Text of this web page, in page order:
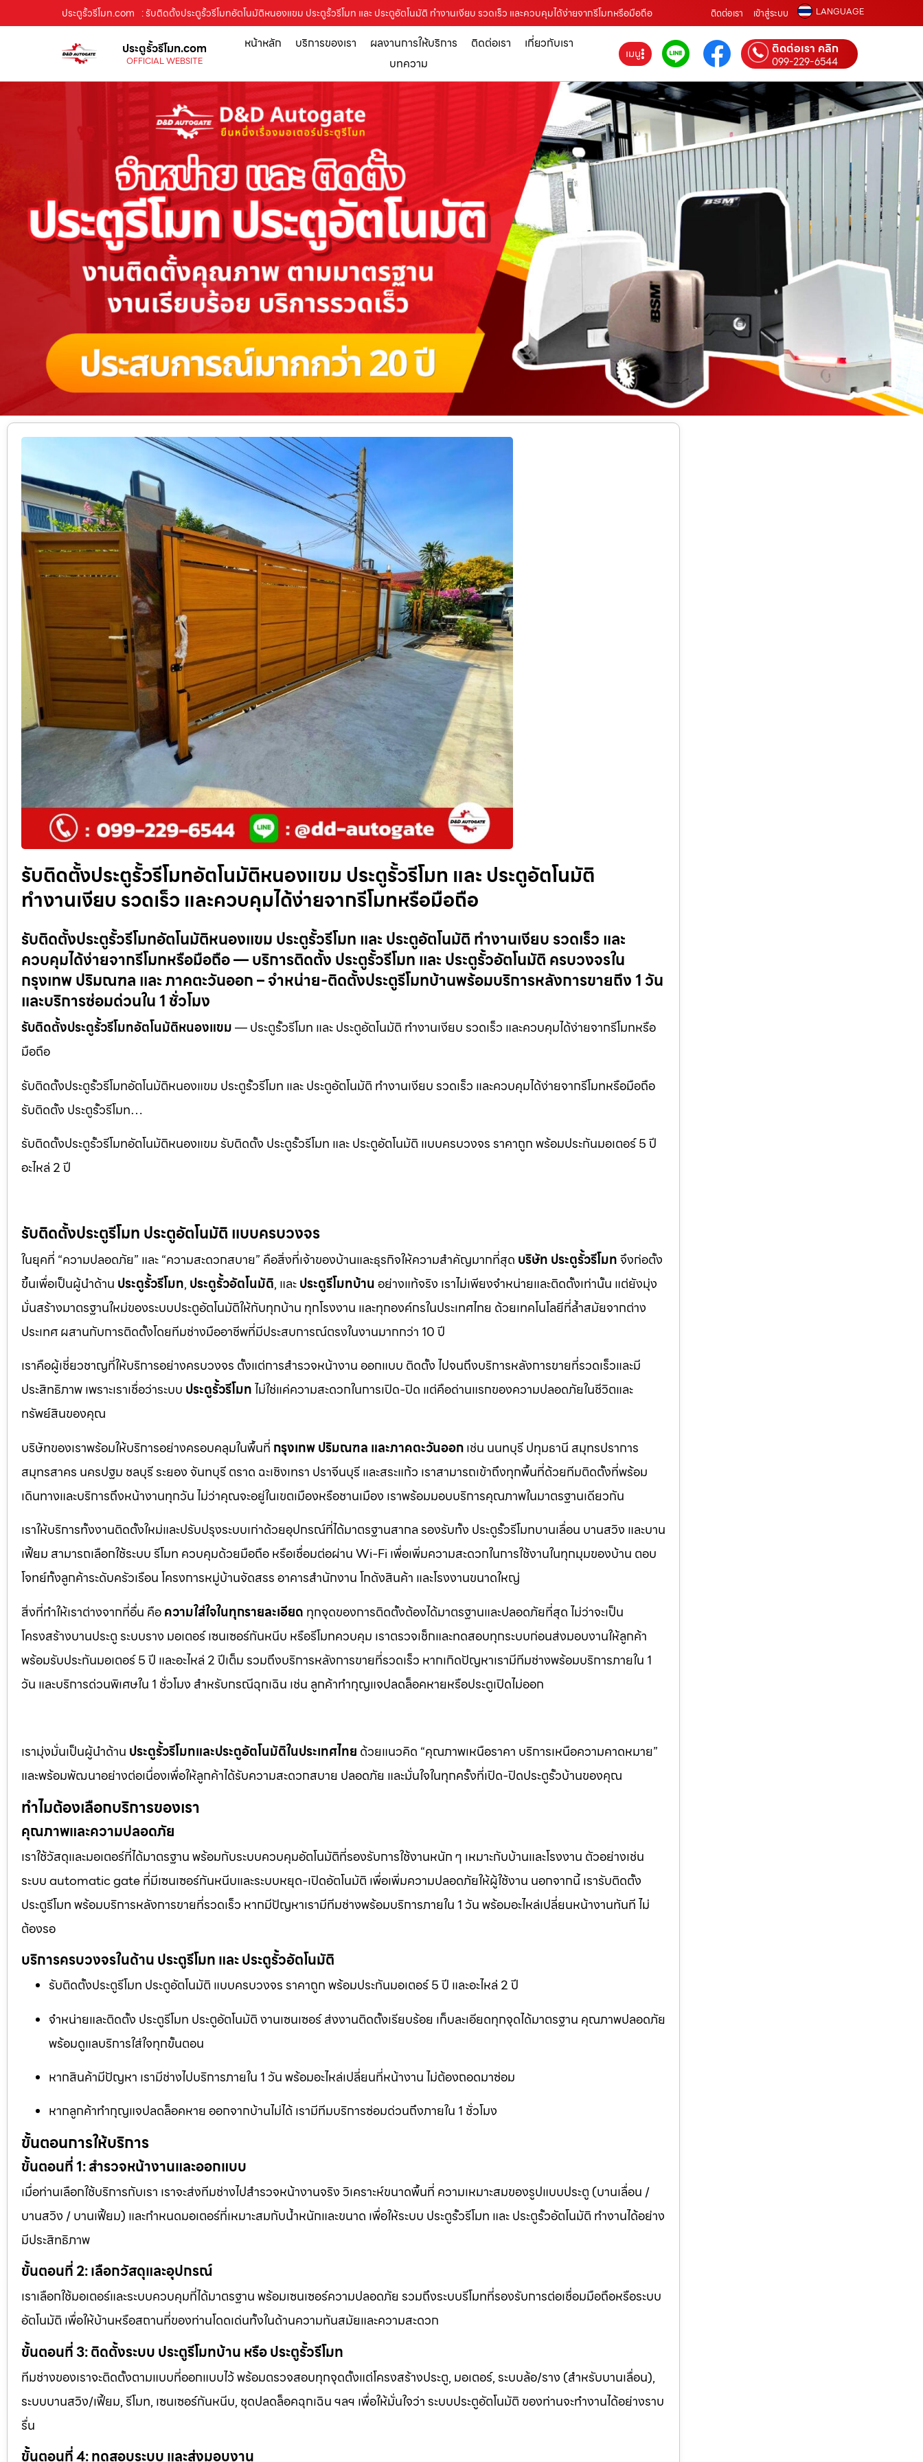
ประตูรั้วรีโมท.com : รับติดตั้งประตูรั้วรีโมทอัตโนมัติหนองแขม ประตูรั้วรีโมท และ ประตูอัตโนมัติ ทำงานเงียบ รวดเร็ว และควบคุมได้ง่ายจากรีโมทหรือมือถือ ติดต่อเรา เข้าสู่ระบบ LANGUAGE
ประตูรั้วรีโมท.com
OFFICIAL WEBSITE
หน้าหลัก บริการของเรา ผลงานการให้บริการ ติดต่อเรา
เกี่ยวกับเรา
บทความ
เมนู ติดต่อเรา คลิก
099-229-6544
รับติดตั้งประตูรั้วรีโมทอัตโนมัติหนองแขม ประตูรั้วรีโมท และ ประตูอัตโนมัติ
ทำงานเงียบ รวดเร็ว และควบคุมได้ง่ายจากรีโมทหรือมือถือ
รับติดตั้งประตูรั้วรีโมทอัตโนมัติหนองแขม ประตูรั้วรีโมท และ ประตูอัตโนมัติ ทำงานเงียบ รวดเร็ว และ
ควบคุมได้ง่ายจากรีโมทหรือมือถือ — บริการติดตั้ง ประตูรั้วรีโมท และ ประตูรั้วอัตโนมัติ ครบวงจรใน
กรุงเทพ ปริมณฑล และ ภาคตะวันออก – จำหน่าย-ติดตั้งประตูรีโมทบ้านพร้อมบริการหลังการขายถึง 1 วัน
และบริการซ่อมด่วนใน 1 ชั่วโมง
รับติดตั้งประตูรั้วรีโมทอัตโนมัติหนองแขม— ประตูรั้วรีโมท และ ประตูอัตโนมัติ ทำงานเงียบ รวดเร็ว และควบคุมได้ง่ายจากรีโมทหรือ
มือถือ
รับติดตั้งประตูรั้วรีโมทอัตโนมัติหนองแขม ประตูรั้วรีโมท และ ประตูอัตโนมัติ ทำงานเงียบ รวดเร็ว และควบคุมได้ง่ายจากรีโมทหรือมือถือ
รับติดตั้ง ประตูรั้วรีโมท…
รับติดตั้งประตูรั้วรีโมทอัตโนมัติหนองแขม รับติดตั้ง ประตูรั้วรีโมท และ ประตูอัตโนมัติ แบบครบวงจร ราคาถูก พร้อมประกันมอเตอร์ 5 ปี
อะไหล่ 2 ปี
รับติดตั้งประตูรีโมท ประตูอัตโนมัติ แบบครบวงจร
ในยุคที่ “ความปลอดภัย” และ “ความสะดวกสบาย” คือสิ่งที่เจ้าของบ้านและธุรกิจให้ความสำคัญมากที่สุด บริษัท ประตูรั้วรีโมทจึงก่อตั้ง
ขึ้นเพื่อเป็นผู้นำด้าน ประตูรั้วรีโมท, ประตูรั้วอัตโนมัติ, และประตูรีโมทบ้านอย่างแท้จริง เราไม่เพียงจำหน่ายและติดตั้งเท่านั้น แต่ยังมุ่ง
มั่นสร้างมาตรฐานใหม่ของระบบประตูอัตโนมัติให้กับทุกบ้าน ทุกโรงงาน และทุกองค์กรในประเทศไทย ด้วยเทคโนโลยีที่ล้ำสมัยจากต่าง
ประเทศ ผสานกับการติดตั้งโดยทีมช่างมืออาชีพที่มีประสบการณ์ตรงในงานมากกว่า 10 ปี
เราคือผู้เชี่ยวชาญที่ให้บริการอย่างครบวงจร ตั้งแต่การสำรวจหน้างาน ออกแบบ ติดตั้ง ไปจนถึงบริการหลังการขายที่รวดเร็วและมี
ประสิทธิภาพ เพราะเราเชื่อว่าระบบ ประตูรั้วรีโมทไม่ใช่แค่ความสะดวกในการเปิด-ปิด แต่คือด่านแรกของความปลอดภัยในชีวิตและ
ทรัพย์สินของคุณ
บริษัทของเราพร้อมให้บริการอย่างครอบคลุมในพื้นที่ กรุงเทพ ปริมณฑล และภาคตะวันออกเช่น นนทบุรี ปทุมธานี สมุทรปราการ
สมุทรสาคร นครปฐม ชลบุรี ระยอง จันทบุรี ตราด ฉะเชิงเทรา ปราจีนบุรี และสระแก้ว เราสามารถเข้าถึงทุกพื้นที่ด้วยทีมติดตั้งที่พร้อม
เดินทางและบริการถึงหน้างานทุกวัน ไม่ว่าคุณจะอยู่ในเขตเมืองหรือชานเมือง เราพร้อมมอบบริการคุณภาพในมาตรฐานเดียวกัน
เราให้บริการทั้งงานติดตั้งใหม่และปรับปรุงระบบเก่าด้วยอุปกรณ์ที่ได้มาตรฐานสากล รองรับทั้ง ประตูรั้วรีโมทบานเลื่อน บานสวิง และบาน
เฟี้ยม สามารถเลือกใช้ระบบ รีโมท ควบคุมด้วยมือถือ หรือเชื่อมต่อผ่าน Wi-Fi เพื่อเพิ่มความสะดวกในการใช้งานในทุกมุมของบ้าน ตอบ
โจทย์ทั้งลูกค้าระดับครัวเรือน โครงการหมู่บ้านจัดสรร อาคารสำนักงาน โกดังสินค้า และโรงงานขนาดใหญ่
สิ่งที่ทำให้เราต่างจากที่อื่น คือความใส่ใจในทุกรายละเอียด ทุกจุดของการติดตั้งต้องได้มาตรฐานและปลอดภัยที่สุด ไม่ว่าจะเป็น
โครงสร้างบานประตู ระบบราง มอเตอร์ เซนเซอร์กันหนีบ หรือรีโมทควบคุม เราตรวจเช็กและทดสอบทุกระบบก่อนส่งมอบงานให้ลูกค้า
พร้อมรับประกันมอเตอร์ 5 ปี และอะไหล่ 2 ปีเต็ม รวมถึงบริการหลังการขายที่รวดเร็ว หากเกิดปัญหาเรามีทีมช่างพร้อมบริการภายใน 1
วัน และบริการด่วนพิเศษใน 1 ชั่วโมง สำหรับกรณีฉุกเฉิน เช่น ลูกค้าทำกุญแจปลดล็อคหายหรือประตูเปิดไม่ออก
เรามุ่งมั่นเป็นผู้นำด้าน ประตูรั้วรีโมทและประตูอัตโนมัติในประเทศไทย ด้วยแนวคิด “คุณภาพเหนือราคา บริการเหนือความคาดหมาย”
และพร้อมพัฒนาอย่างต่อเนื่องเพื่อให้ลูกค้าได้รับความสะดวกสบาย ปลอดภัย และมั่นใจในทุกครั้งที่เปิด-ปิดประตูรั้วบ้านของคุณ
ทำไมต้องเลือกบริการของเรา
คุณภาพและความปลอดภัย
เราใช้วัสดุและมอเตอร์ที่ได้มาตรฐาน พร้อมกับระบบควบคุมอัตโนมัติที่รองรับการใช้งานหนัก ๆ เหมาะกับบ้านและโรงงาน ตัวอย่างเช่น
ระบบ automatic gate ที่มีเซนเซอร์กันหนีบและระบบหยุด-เปิดอัตโนมัติ เพื่อเพิ่มความปลอดภัยให้ผู้ใช้งาน นอกจากนี้ เรารับติดตั้ง
ประตูรีโมท พร้อมบริการหลังการขายที่รวดเร็ว หากมีปัญหาเรามีทีมช่างพร้อมบริการภายใน 1 วัน พร้อมอะไหล่เปลี่ยนหน้างานทันที ไม่
ต้องรอ
บริการครบวงจรในด้าน ประตูรีโมท และ ประตูรั้วอัตโนมัติ
รับติดตั้งประตูรีโมท ประตูอัตโนมัติ แบบครบวงจร ราคาถูก พร้อมประกันมอเตอร์ 5 ปี และอะไหล่ 2 ปี
จำหน่ายและติดตั้ง ประตูรีโมท ประตูอัตโนมัติ งานเซนเซอร์ ส่งงานติดตั้งเรียบร้อย เก็บละเอียดทุกจุดได้มาตรฐาน คุณภาพปลอดภัย
พร้อมดูแลบริการใส่ใจทุกขั้นตอน
หากสินค้ามีปัญหา เรามีช่างไปบริการภายใน 1 วัน พร้อมอะไหล่เปลี่ยนที่หน้างาน ไม่ต้องถอดมาซ่อม
หากลูกค้าทำกุญแจปลดล็อคหาย ออกจากบ้านไม่ได้ เรามีทีมบริการซ่อมด่วนถึงภายใน 1 ชั่วโมง
ขั้นตอนการให้บริการ
ขั้นตอนที่ 1: สำรวจหน้างานและออกแบบ
เมื่อท่านเลือกใช้บริการกับเรา เราจะส่งทีมช่างไปสำรวจหน้างานจริง วิเคราะห์ขนาดพื้นที่ ความเหมาะสมของรูปแบบประตู (บานเลื่อน /
บานสวิง / บานเฟี้ยม) และกำหนดมอเตอร์ที่เหมาะสมกับน้ำหนักและขนาด เพื่อให้ระบบ ประตูรั้วรีโมท และ ประตูรั้วอัตโนมัติ ทำงานได้อย่าง
มีประสิทธิภาพ
ขั้นตอนที่ 2: เลือกวัสดุและอุปกรณ์
เราเลือกใช้มอเตอร์และระบบควบคุมที่ได้มาตรฐาน พร้อมเซนเซอร์ความปลอดภัย รวมถึงระบบรีโมทที่รองรับการต่อเชื่อมมือถือหรือระบบ
อัตโนมัติ เพื่อให้บ้านหรือสถานที่ของท่านโดดเด่นทั้งในด้านความทันสมัยและความสะดวก
ขั้นตอนที่ 3: ติดตั้งระบบ ประตูรีโมทบ้าน หรือ ประตูรั้วรีโมท
ทีมช่างของเราจะติดตั้งตามแบบที่ออกแบบไว้ พร้อมตรวจสอบทุกจุดตั้งแต่โครงสร้างประตู, มอเตอร์, ระบบล้อ/ราง (สำหรับบานเลื่อน),
ระบบบานสวิง/เฟี้ยม, รีโมท, เซนเซอร์กันหนีบ, ชุดปลดล็อคฉุกเฉิน ฯลฯ เพื่อให้มั่นใจว่า ระบบประตูอัตโนมัติ ของท่านจะทำงานได้อย่างราบ
รื่น
ขั้นตอนที่ 4: ทดสอบระบบ และส่งมอบงาน